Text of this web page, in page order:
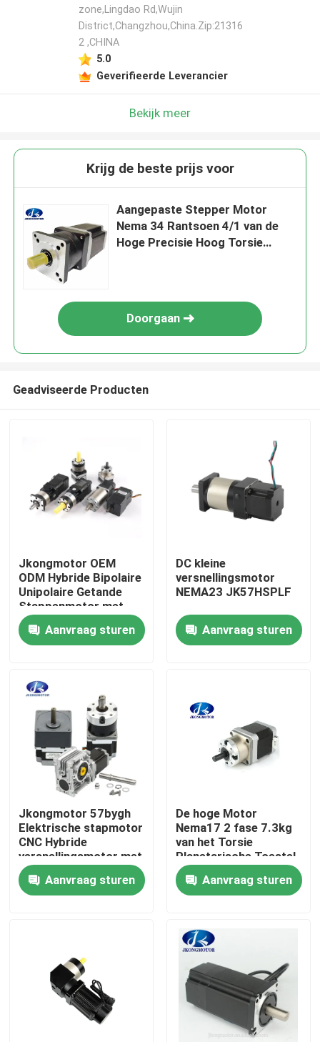
Huis
Ongeveer ons
Fabrieksreis
Kwaliteitscontrole
Contacteer ons
Verzoek om een Citaat
met een ingebouwde stapsservo-motor
Geïntegreerde DC-servomotor
zone,Lingdao Rd,Wujin
District,Changzhou,China.Zip:21316
2 ,CHINA
5.0
Geverifieerde Leverancier
Bekijk meer
Krijg de beste prijs voor
Aangepaste Stepper Motor
Nema 34 Rantsoen 4/1 van de
Hoge Precisie Hoog Torsie
Doorgaan
Geadviseerde Producten
Jkongmotor OEM
ODM Hybride Bipolaire
Unipolaire Getande
Stappenmotor met
Versnellingsbak
Encoder Rem
Geïntegreerde Driver
Aanvraag sturen
DC kleine
versnellingsmotor
NEMA23 JK57HSPLF
Aanvraag sturen
Jkongmotor 57bygh
Elektrische stapmotor
CNC Hybride
versnellingsmotor met
planetaire
versnellingsbak / rem /
encoder
Aanvraag sturen
De hoge Motor
Nema17 2 fase 7.3kg
van het Torsie
Planetarische Toestel.
Cm
42mm*42mm*100mm
Aanvraag sturen